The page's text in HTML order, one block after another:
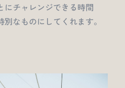
にチャレンジできる時間
なものにしてくれます。